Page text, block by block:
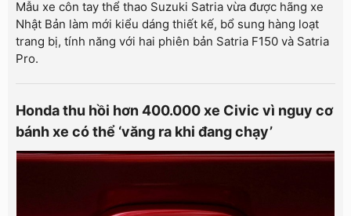
Mẫu xe côn tay thể thao Suzuki Satria vừa được hãng xe
Nhật Bản làm mới kiểu dáng thiết kế, bổ sung hàng loạt
trang bị, tính năng với hai phiên bản Satria F150 và Satria
Pro.
Honda thu hồi hơn 400.000 xe Civic vì nguy cơ
bánh xe có thể ‘văng ra khi đang chạy’